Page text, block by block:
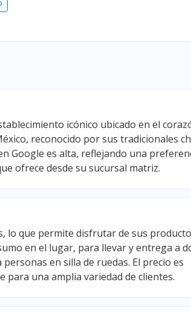
icónico ubicado en el
reconocido por sus tradicionales
Google es alta, reflejando una
ofrece desde su sucursal matriz.
lo que permite disfrutar de sus
en el lugar, para llevar y entrega a
en silla de ruedas. El precio es
para una amplia variedad de clientes.